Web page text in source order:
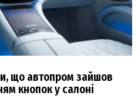
що автопром зайшов
кнопок у салоні